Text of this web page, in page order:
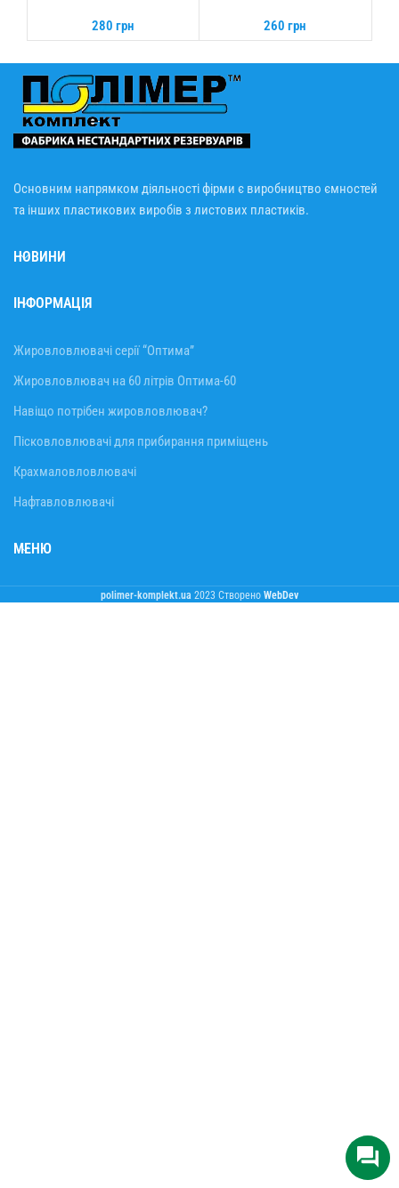
280 грн 260 грн
Основним напрямком діяльності фірми є виробництво ємностей
та інших пластикових виробів з листових пластиків.
НОВИНИ
ІНФОРМАЦІЯ
Жировловлювачі серії “Оптима”
Жировловлювач на 60 літрів Оптима-60
Навіщо потрібен жировловлювач?
Пісковловлювачі для прибирання приміщень
Крахмаловловлювачі
Нафтавловлювачі
МЕНЮ
polimer-komplekt.ua 2023 Створено WebDev